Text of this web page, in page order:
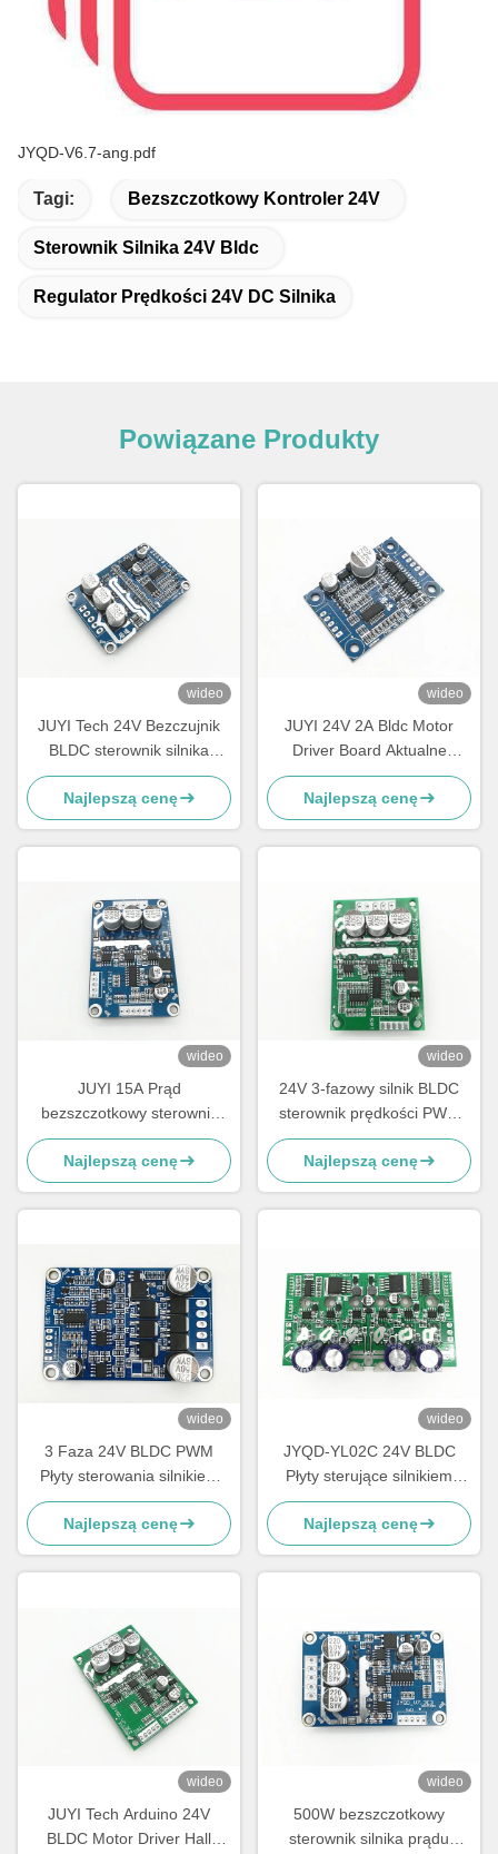
JYQD-V6.7-ang.pdf
Tagi: Bezszczotkowy Kontroler 24V
Sterownik Silnika 24V Bldc
Regulator Prędkości 24V DC Silnika
Powiązane Produkty
wideo
JUYI Tech 24V Bezczujnik
BLDC sterownik silnika
sterownik silnika, Bldc
sterownik deski dla
dmuchawy odśrodkowej
Najlepszą cenę
wideo
JUYI 24V 2A Bldc Motor
Driver Board Aktualne
kontroler wentylatora o
zmiennej prędkości z
czujnikiem temperatury
Najlepszą cenę
wideo
JUYI 15A Prąd
bezszczotkowy sterownik
silnika, prostokąt
bezszczotkowy sterownik
prędkości
Najlepszą cenę
wideo
24V 3-fazowy silnik BLDC
sterownik prędkości PWM
dla silnika bez czujników
sterownik prędkości silnika
Wydział sygnału
impulsowego -20 - 85°C
Najlepszą cenę
wideo
3 Faza 24V BLDC PWM
Płyty sterowania silnikiem
częstotliwość 1-20KHZ Cykl
pracy 0-100% sterownik
silnika
Najlepszą cenę
wideo
JYQD-YL02C 24V BLDC
Płyty sterujące silnikiem
sterownika silnika dla silnika
węzłowego / elektrycznego
deskorolki
Najlepszą cenę
wideo
JUYI Tech Arduino 24V
BLDC Motor Driver Hall
wideo
500W bezszczotkowy
sterownik silnika prądu